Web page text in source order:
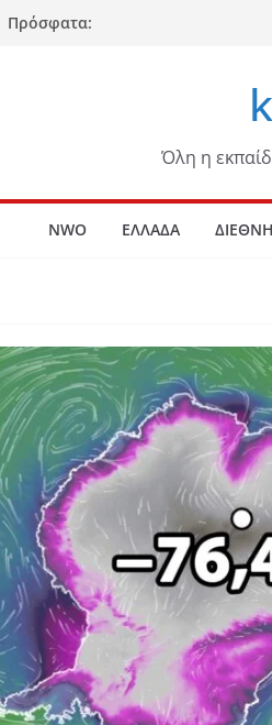
Πρόσφατα:
Όλη η
NWO ΕΛΛΑΔΑ ΔΙΕΘΝΗ